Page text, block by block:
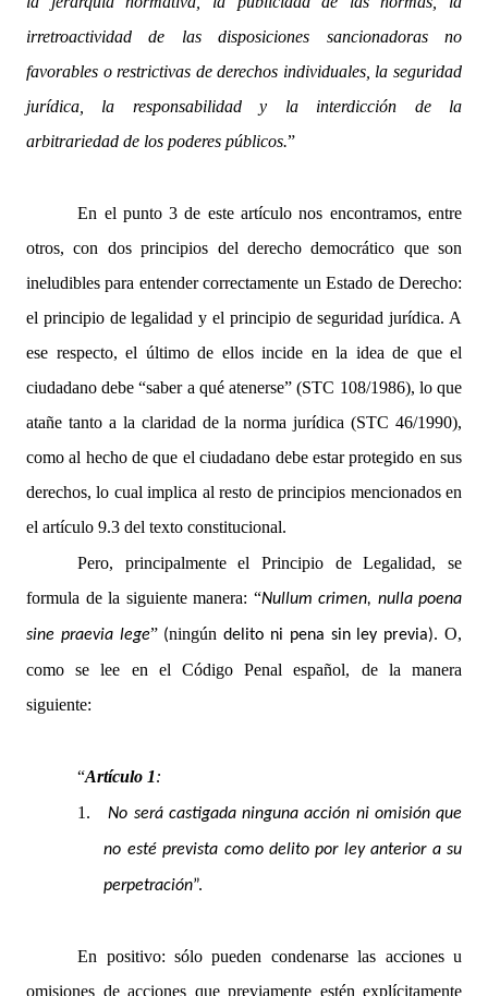
irretroactividad de las disposiciones sancionadoras no
favorables o restrictivas de derechos individuales, la seguridad
jurídica, la responsabilidad y la interdicción de la
arbitrariedad de los poderes públicos.”
En el punto 3 de este artículo nos encontramos, entre
otros, con dos principios del derecho democrático que son
ineludibles para entender correctamente un Estado de Derecho:
el principio de legalidad y el principio de seguridad jurídica. A
ese respecto, el último de ellos incide en la idea de que el
ciudadano debe “saber a qué atenerse” (STC 108/1986), lo que
atañe tanto a la claridad de la norma jurídica (STC 46/1990),
como al hecho de que el ciudadano debe estar protegido en sus
derechos, lo cual implica al resto de principios mencionados en
el artículo 9.3 del texto constitucional.
Pero, principalmente el Principio de Legalidad, se
formula de la siguiente manera: “Nullum crimen, nulla poena
sine praevia lege”(ningún delito ni pena sin ley previa). O,
como se lee en el Código Penal español, de la manera
siguiente:
“Artículo 1:
1.
No será castigada ninguna acción ni omisión que
no esté prevista como delito por ley anterior a su
perpetración”.
En positivo: sólo pueden condenarse las acciones u
omisiones de acciones que previamente estén explícitamente